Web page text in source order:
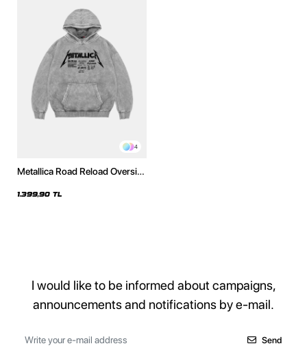
4
Metallica Road Reload Oversize
1.399,90 TL
I would like to be informed about campaigns,
announcements and notifications by e-mail.
Send